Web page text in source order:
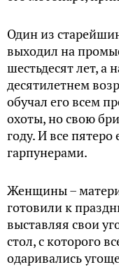
Один из
выходил на
шестьдесят лет, а
десятилетнем
обучал его всем
охоты, но свою
году. И все
гарпунерами.
Женщины –
готовили к
выставляя свои
стол, с которого
одаривались